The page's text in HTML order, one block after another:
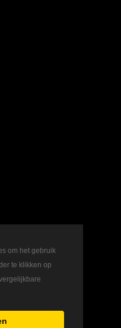
om het gebruik
te klikken op